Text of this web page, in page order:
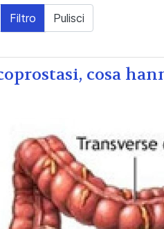
Filtro Pulisci
cosa